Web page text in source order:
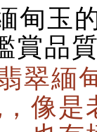
甸玉
賞品
翠緬
像是